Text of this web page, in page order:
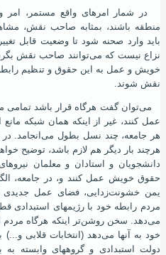
در شمار امرهای واقع مستمر، امر
منطقه باشند، بمثابه صاحب نقش،
باید وارد صحنه شود تا وضعیت قابل
نزاع نیست که می‌توانند صاحب نقش
خویش و عمل به این حقوق و تنظیم
نقش شوند.
می‌توان گفت هرگاه قرار باشد تمامی
عمل کنند، غیر از اینکه همان شبکه
هر جامعه، چند نسل بطول می‌انجامد. در
هرچند بار دیگر هم لازم باشد، توضیح
دانشجویان و استادان و معلمان
حقوق خویش عمل کنند و، در جامعه،
یمن خشونت‌زدایی، فضای عمل جدیدی
مردم رابطه خود با رﮊیمهای استبدادی
می‌دهد. سخن روشن‌تر اینکه هرگاه مردم
خود به آنها می‌دهد (انتخابات قلابی
دولت استبدادی و گروههای وابسته به